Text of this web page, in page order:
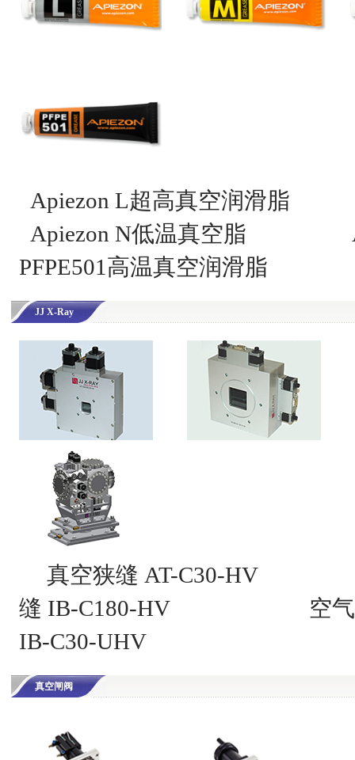
Apiezon L超高真空润滑脂
Apiezon N低温真空脂
PFPE501高温真空润滑脂
JJ X-Ray
真空狭缝 AT-C30-HV
缝 IB-C180-HV
空
IB-C30-UHV
真空闸阀